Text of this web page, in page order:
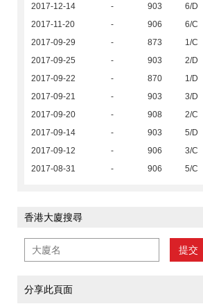
2017-12-14
- 903 6/D
2017-11-20
- 906 6/C
2017-09-29
- 873 1/C
2017-09-25
- 903 2/D
2017-09-22
- 870 1/D
2017-09-21
- 903 3/D
2017-09-20
- 908 2/C
2017-09-14
- 903 5/D
2017-09-12
- 906 3/C
2017-08-31
- 906 5/C
香港大廈搜尋
提交
分享此頁面